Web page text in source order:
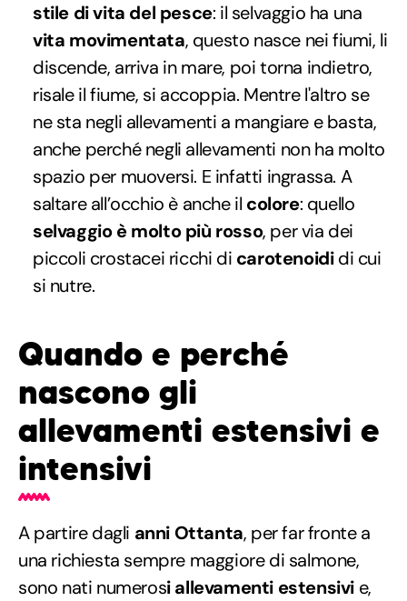
stile di vita del pesce: il selvaggio ha una
vita movimentata, questo nasce nei fiumi, li
discende, arriva in mare, poi torna indietro,
risale il fiume, si accoppia. Mentre l'altro se
ne sta negli allevamenti a mangiare e basta,
anche perché negli allevamenti non ha molto
spazio per muoversi. E infatti ingrassa. A
saltare all’occhio è anche il colore: quello
selvaggio è molto più rosso, per via dei
piccoli crostacei ricchi di carotenoididi cui
si nutre.
Quando e perché
nascono gli
allevamenti estensivi e
intensivi
A partire dagli anni Ottanta, per far fronte a
una richiesta sempre maggiore di salmone,
sono nati numerosi allevamenti estensivi e,